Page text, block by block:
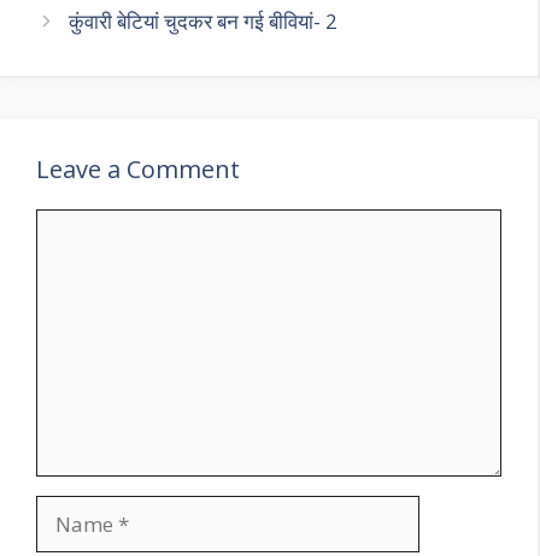
कुंवारी बेटियां चुदकर बन गई बीवियां- 2
Leave a Comment